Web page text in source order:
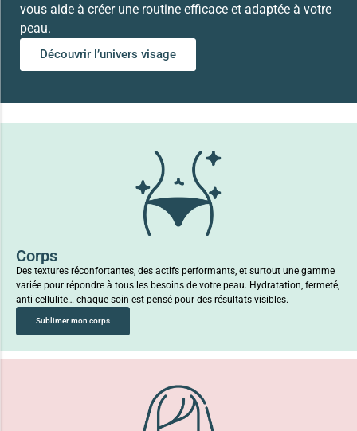
vous aide à créer une routine efficace et adaptée à votre
peau.
Découvrir l’univers visage
Corps
Des textures réconfortantes, des actifs performants, et surtout une gamme
variée pour répondre à tous les besoins de votre peau. Hydratation, fermeté,
anti-cellulite… chaque soin est pensé pour des résultats visibles.
Sublimer mon corps